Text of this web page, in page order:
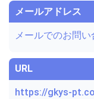
メールアドレス
メールでのお問
URL
https://gkys-